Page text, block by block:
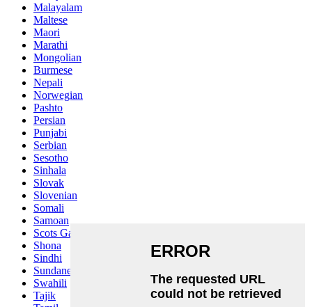
Malayalam
Maltese
Maori
Marathi
Mongolian
Burmese
Nepali
Norwegian
Pashto
Persian
Punjabi
Serbian
Sesotho
Sinhala
Slovak
Slovenian
Somali
Samoan
Scots Gaelic
Shona
Sindhi
Sundanese
Swahili
Tajik